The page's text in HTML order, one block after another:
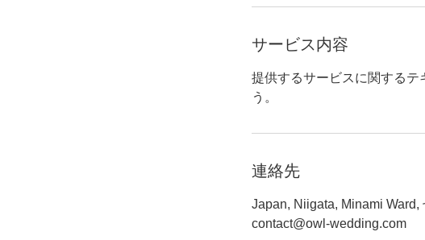
サービス内容
提供するサービスに関するテ
う。
連絡先
Japan, Niigata, Minami Ward,
contact@owl-wedding.com